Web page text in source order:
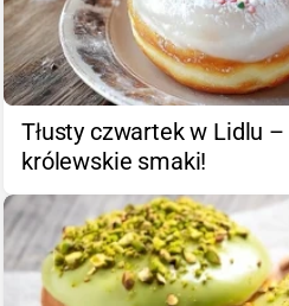
Tłusty czwartek w Lidlu
królewskie smaki!